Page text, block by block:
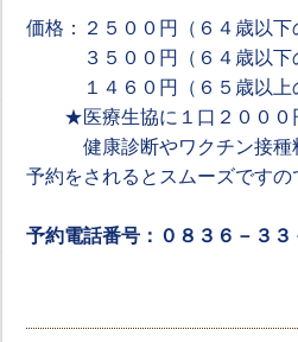
価格：２５００円（６４歳以下
３５００円（６４歳以下の
１４６０円（６５歳以上の
★医療生協に１口２０００円
健康診断やワクチン接種料
予約をされるとスムーズですの
予約電話番号：０８３６－３３